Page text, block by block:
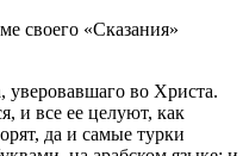
своего «Сказания»
во Христа.
и все ее целуют, как
да и самые турки